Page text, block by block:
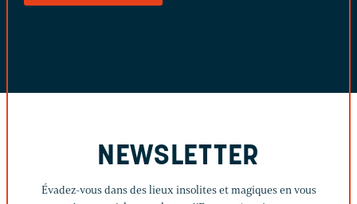
NEWSLETTER
Évadez-vous dans des lieux insolites et magiques en vous